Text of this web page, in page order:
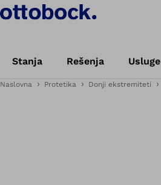
Stanja Rešenja Usluge
Naslovna Protetika Donji ekstremiteti